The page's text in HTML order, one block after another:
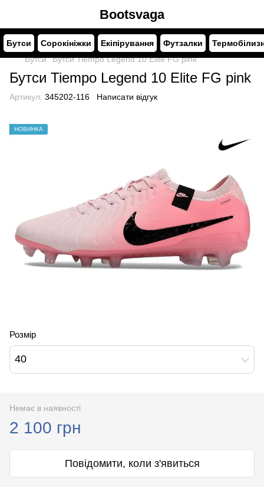
Bootsvaga
Бутси Сорокініжки Екіпірування Футзалки
Бутси
Бутси Tiempo Legend 10 Elite FG pink
Бутси Tiempo Legend 10 Elite FG pink
Артикул: 345202-116 Написати відгук
НОВИНКА
Розмір
40
Немає в наявності
2 100 грн
Повідомити, коли з'явиться